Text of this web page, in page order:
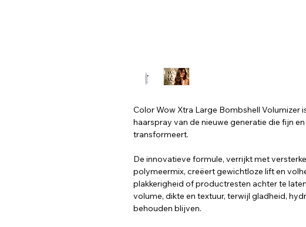
Color Wow Xtra Large Bombshell Volumizer
haarspray van de nieuwe generatie die fijn
transformeert.
De innovatieve formule, verrijkt met
polymeermix, creëert gewichtloze lift en
plakkerigheid of productresten achter te
volume, dikte en textuur, terwijl gladheid,
behouden blijven.